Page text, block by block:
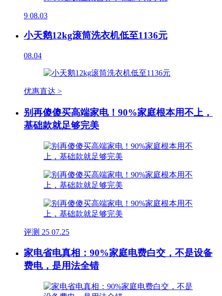
9 08.03
小天鹅12kg滚筒洗衣机低至1136元
08.04
优惠直达 >
别再傻傻买高端家电！90%家庭根本用不上，
基础款就足够完美
评测 25 07.25
家电省电真相：90%家庭电费白交，不是设备
费电，是用法全错